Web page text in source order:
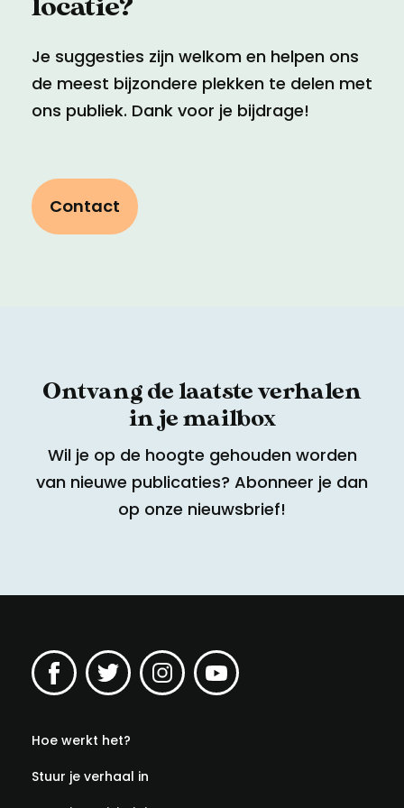
locatie?
Je suggesties zijn welkom en helpen ons
de meest bijzondere plekken te delen met
ons publiek. Dank voor je bijdrage!
Contact
Ontvang de laatste verhalen
in je mailbox
Wil je op de hoogte gehouden worden
van nieuwe publicaties? Abonneer je dan
op onze nieuwsbrief!
Hoe werkt het?
Stuur je verhaal in